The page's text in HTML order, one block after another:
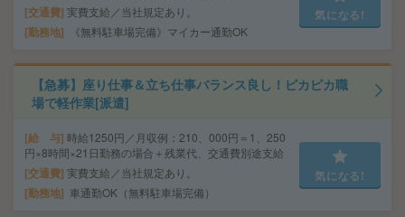
交通費 実費支給／当社規定あり。
勤務地 《無料駐車場完備》マイカー通勤OK
気になる!
【急募】座り仕事＆立ち仕事バランス良し！ピカピカ職
場で軽作業[派遣]
給 与 時給1250円／月収例：210、000円＝1、250
円×8時間×21日勤務の場合＋残業代、交通費別途支給
交通費 実費支給／当社規定あり。
勤務地 車通勤OK（無料駐車場完備）
気になる!